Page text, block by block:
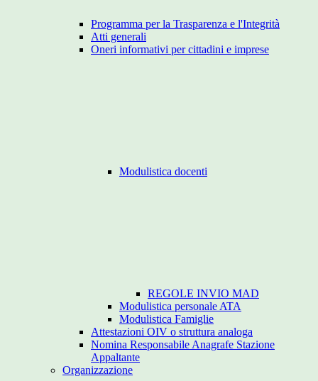
Programma per la Trasparenza e l'Integrità
Atti generali
Oneri informativi per cittadini e imprese
Modulistica docenti
REGOLE INVIO MAD
Modulistica personale ATA
Modulistica Famiglie
Attestazioni OIV o struttura analoga
Nomina Responsabile Anagrafe Stazione
Appaltante
Organizzazione